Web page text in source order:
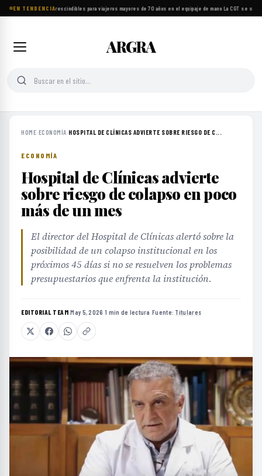
EN TENDENCIA
Ocho objetos imprescindibles para viajeros mayores de 70 años en el equipaje de mano·La CGT se
ARGRA
HOME›ECONOMÍA›HOSPITAL DE CLÍNICAS ADVIERTE SOBRE RIESGO DE C...
ECONOMÍA
Hospital de Clínicas advierte
sobre riesgo de colapso en poco
más de un mes
El director del Hospital de Clínicas alertó sobre la
posibilidad de un colapso institucional en los
próximos 45 días si no se resuelven los problemas
presupuestarios que enfrenta la institución.
EDITORIAL TEAM·May 5, 2026 ·1 min de lectura ·Fuente: Titulares